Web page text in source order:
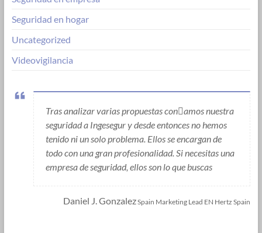
Seguridad en hogar
Uncategorized
Videovigilancia
Tras analizar varias propuestas conamos nuestra
seguridad a Ingesegur y desde entonces no hemos
tenido ni un solo problema. Ellos se encargan de
todo con una gran profesionalidad. Si necesitas una
empresa de seguridad, ellos son lo que buscas
Daniel J. GonzalezSpain Marketing Lead EN Hertz Spain